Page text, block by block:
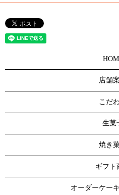
店舗
こだ
生菓
焼き
ギフト
オーダーケー